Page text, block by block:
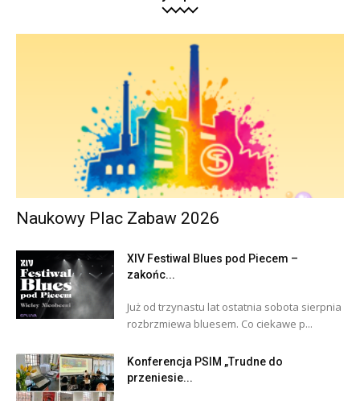
Naukowy Plac Zabaw 2026
XIV Festiwal Blues pod Piecem –
zakońc...
Już od trzynastu lat ostatnia sobota sierpnia
rozbrzmiewa bluesem. Co ciekawe p...
Konferencja PSIM „Trudne do
przeniesie...